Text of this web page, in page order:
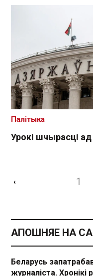
Урокі шчырасці
Палітыка
‹ 1
АПОШНЯЕ НА
Беларусь
журналіста. Хронікі